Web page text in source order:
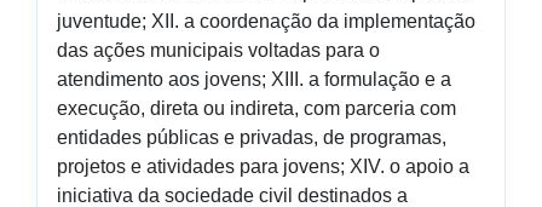
juventude; XII. a coordenação da implementação
das ações municipais voltadas para o
atendimento aos jovens; XIII. a formulação e a
execução, direta ou indireta, com parceria com
entidades públicas e privadas, de programas,
projetos e atividades para jovens; XIV. o apoio a
iniciativa da sociedade civil destinados a